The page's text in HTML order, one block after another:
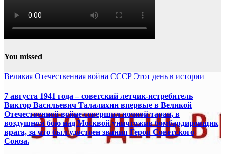
You missed
Великая Отечественная война СССР Этот день в истории
7 августа 1941 года – советский летчик-истребитель
Виктор Васильевич Талалихин впервые в Великой
Отечественной войне совершил ночной таран, в
воздушном бою над Москвой уничтожив бомбардировщик
врага, за что был удостоен звания Героя Советского
Союза.